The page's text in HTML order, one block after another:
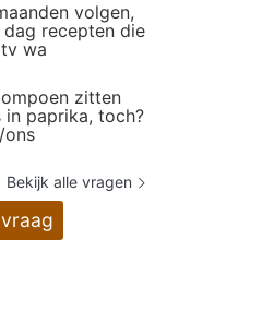
volgen,
recepten die
wa
zitten
in paprika, toch?
ons
Bekijk alle vragen